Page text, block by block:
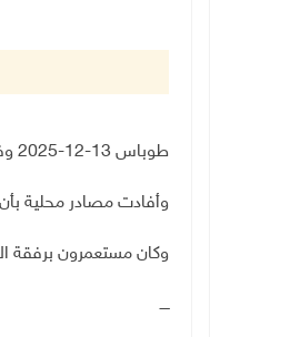
طوباس 13-12-2025 وفا- اعتقلت قوات الاحتلال الإسرائيلي، اليوم السبت، مسنا من الأغوار الشمالية
وأفادت مصادر محلية
وكان مستعمرون برفقة
ــــ